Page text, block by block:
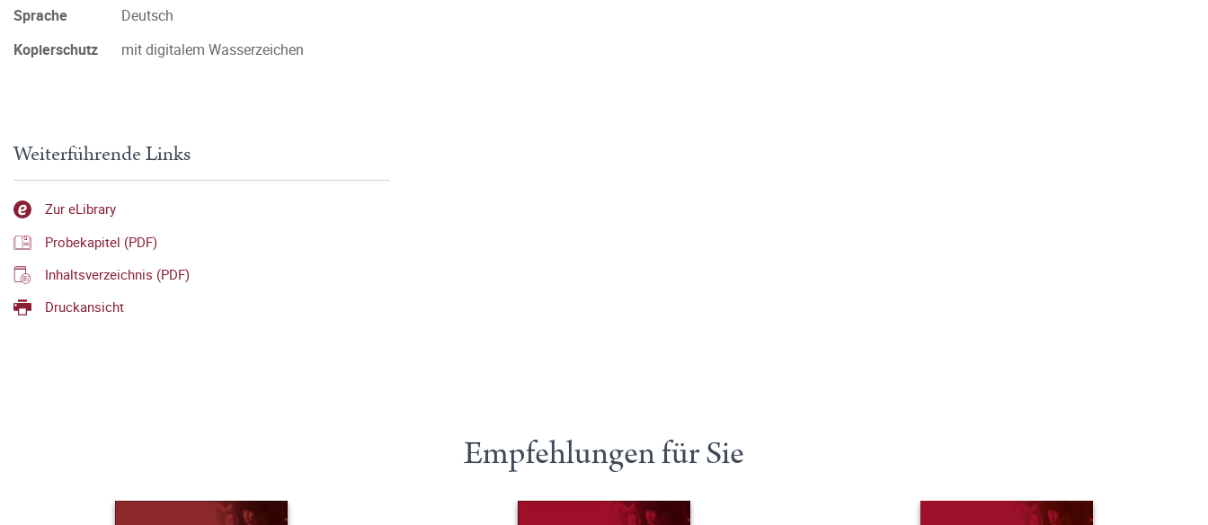
Sprache
Deutsch
Kopierschutz
mit digitalem Wasserzeichen
Weiterführende Links
Zur eLibrary
Probekapitel (PDF)
Inhaltsverzeichnis (PDF)
Druckansicht
Empfehlungen für Sie